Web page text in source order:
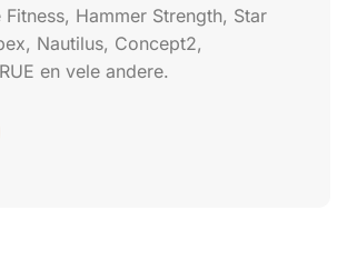
Hammer Strength, Star
Nautilus, Concept2,
en vele andere.